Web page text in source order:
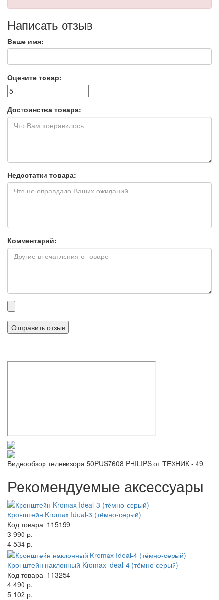
Написать отзыв
Ваше имя:
Оцените товар:
Достоинства товара:
Недостатки товара:
Комментарий:
Прикрепленные
Видеообзор телевизора 50PUS7608 PHILIPS от ТЕХНИК - 49
Рекомендуемые аксессуары
Кронштейн Kromax Ideal-3 (тёмно-серый)
Код товара: 115199
3 990 р.
4 534 р.
Кронштейн наклонный Kromax Ideal-4 (тёмно-серый)
Код товара: 113254
4 490 р.
5 102 р.